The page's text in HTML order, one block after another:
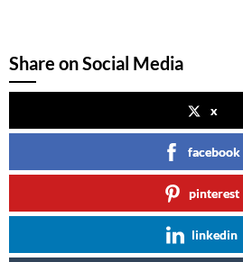
Share on Social Media
x
facebook
pinterest
linkedin